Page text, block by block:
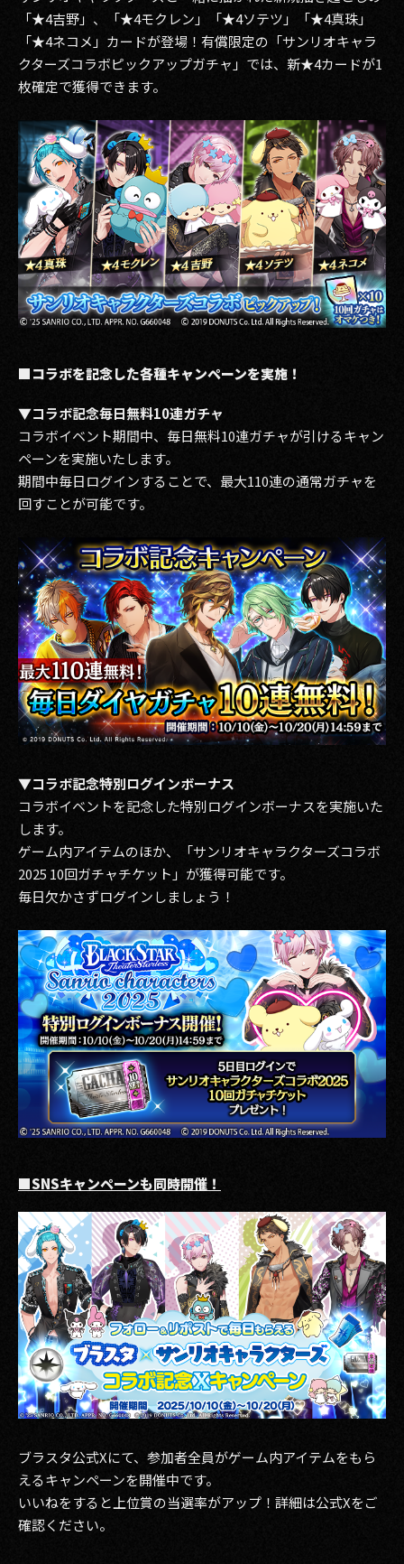
「★4吉野」、「★4モクレン」「★4ソテツ」「★4真珠」
「★4ネコメ」カードが登場！有償限定の「サンリオキャラ
クターズコラボピックアップガチャ」では、新★4カードが1
枚確定で獲得できます。
■コラボを記念した各種キャンペーンを実施！
▼コラボ記念毎日無料10連ガチャ
コラボイベント期間中、毎日無料10連ガチャが引けるキャン
ペーンを実施いたします。
期間中毎日ログインすることで、最大110連の通常ガチャを
回すことが可能です。
▼コラボ記念特別ログインボーナス
コラボイベントを記念した特別ログインボーナスを実施いた
します。
ゲーム内アイテムのほか、「サンリオキャラクターズコラボ
2025 10回ガチャチケット」が獲得可能です。
毎日欠かさずログインしましょう！
■SNSキャンペーンも同時開催！
ブラスタ公式Xにて、参加者全員がゲーム内アイテムをもら
えるキャンペーンを開催中です。
いいねをすると上位賞の当選率がアップ！詳細は公式Xをご
確認ください。